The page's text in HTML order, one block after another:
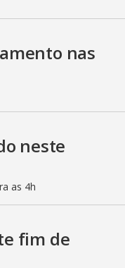
nas
neste
as 4h
fim de